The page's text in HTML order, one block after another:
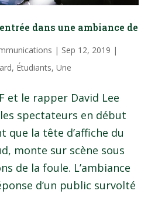
dans une ambiance de
| Sep 12, 2019 |
, Étudiants, Une
et le rapper David Lee
spectateurs en début
que la tête d’affiche du
monte sur scène sous
de la foule. L’ambiance
d’un public survolté